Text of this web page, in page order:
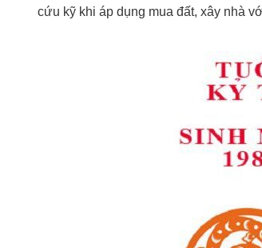
cứu kỹ khi áp dụng mua đất, xây nhà